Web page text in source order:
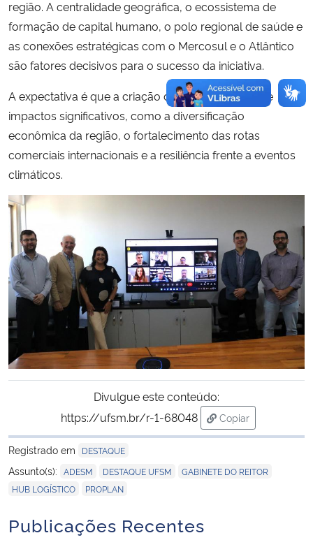
região. A centralidade geográfica, o ecossistema de
formação de capital humano, o polo regional de saúde e
as conexões estratégicas com o Mercosul e o Atlântico
são fatores decisivos para o sucesso da iniciativa.
A expectativa é que a criação do hub logístico gere
impactos significativos, como a diversificação
econômica da região, o fortalecimento das rotas
comerciais internacionais e a resiliência frente a eventos
climáticos.
Divulgue este conteúdo:
https://ufsm.br/r-1-68048
Copiar
para área de
Registrado em
DESTAQUE
Assunto(s): ADESM DESTAQUE UFSM GABINETE DO REITOR
HUB LOGÍSTICO PROPLAN
Publicações Recentes